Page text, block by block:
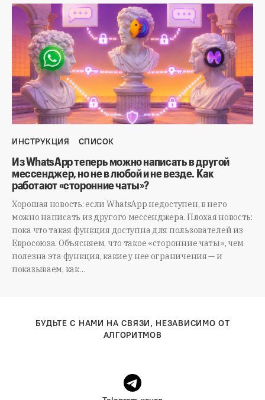
ИНСТРУКЦИЯ СПИСОК
Из WhatsApp теперь можно написать в другой
мессенджер, но не в любой и не везде. Как
работают «сторонние чаты»?
Хорошая новость: если WhatsApp недоступен, в него
можно написать из другого мессенджера. Плохая новость:
пока что такая функция доступна для пользователей из
Евросоюза. Объясняем, что такое «сторонние чаты», чем
полезна эта функция, какие у нее ограничения — и
показываем, как…
БУДЬТЕ С НАМИ НА СВЯЗИ, НЕЗАВИСИМО ОТ
АЛГОРИТМОВ